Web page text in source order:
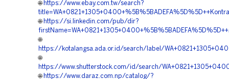
🌐 https://www.ebay.com.tw/search?
🌐 https://si.linkedin.com/pub/dir?
🌐
https://kotalangsa.ada.or.id/search/label/
🌐
https://www.shutterstock.com/id/search/
🌐 https://www.daraz.com.np/catalog/?